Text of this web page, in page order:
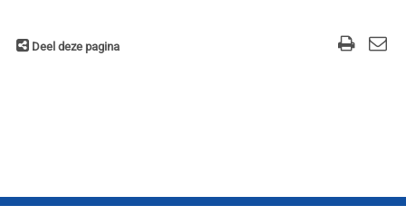
Deel deze pagina